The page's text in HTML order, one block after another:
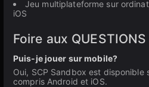
Jeu multiplateforme sur
iOS
Foire aux QUESTIONS
Puis-je jouer sur mobile?
Oui, SCP Sandbox est disponible
compris Android et iOS.